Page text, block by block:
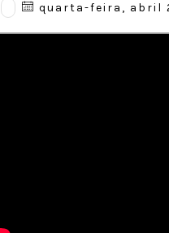
quarta-feira, abril